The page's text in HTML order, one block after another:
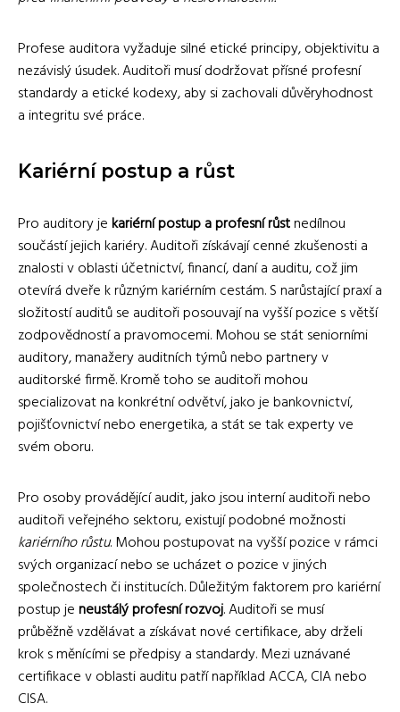
Profese auditora vyžaduje silné etické principy, objektivitu a
nezávislý úsudek. Auditoři musí dodržovat přísné profesní
standardy a etické kodexy, aby si zachovali důvěryhodnost
a integritu své práce.
Kariérní postup a růst
Pro auditory jekariérní postup a profesní růstnedílnou
součástí jejich kariéry. Auditoři získávají cenné zkušenosti a
znalosti v oblasti účetnictví, financí, daní a auditu, což jim
otevírá dveře k různým kariérním cestám. S narůstající praxí a
složitostí auditů se auditoři posouvají na vyšší pozice s větší
zodpovědností a pravomocemi. Mohou se stát seniorními
auditory, manažery auditních týmů nebo partnery v
auditorské firmě. Kromě toho se auditoři mohou
specializovat na konkrétní odvětví, jako je bankovnictví,
pojišťovnictví nebo energetika, a stát se tak experty ve
svém oboru.
Pro osoby provádějící audit, jako jsou interní auditoři nebo
auditoři veřejného sektoru, existují podobné možnosti
kariérního růstu. Mohou postupovat na vyšší pozice v rámci
svých organizací nebo se ucházet o pozice v jiných
společnostech či institucích. Důležitým faktorem pro kariérní
postup jeneustálý profesní rozvoj. Auditoři se musí
průběžně vzdělávat a získávat nové certifikace, aby drželi
krok s měnícími se předpisy a standardy. Mezi uznávané
certifikace v oblasti auditu patří například ACCA, CIA nebo
CISA.